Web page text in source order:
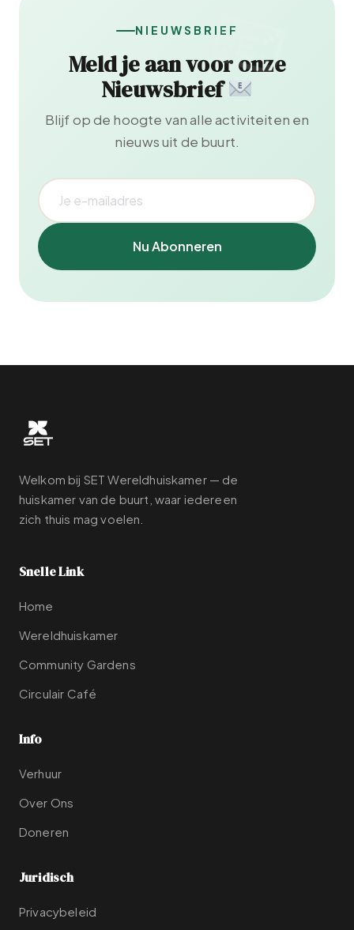
NIEUWSBRIEF
Meld je aan voor onze
Nieuwsbrief
Blijf op de hoogte van alle activiteiten en
nieuws uit de buurt.
Nu Abonneren
Welkom bij SET Wereldhuiskamer — de
huiskamer van de buurt, waar iedereen
zich thuis mag voelen.
Snelle Link
Home
Wereldhuiskamer
Community Gardens
Circulair Café
Info
Verhuur
Over Ons
Doneren
Juridisch
Privacybeleid